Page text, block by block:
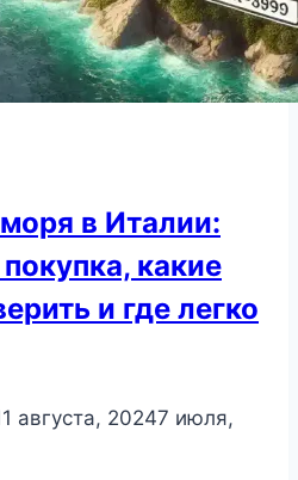
в Италии:
какие
и где легко
августа, 20247 июля,